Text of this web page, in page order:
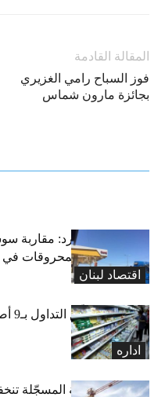
المقالة القادمة
فوز السباح رامي الغزيري
بجائزة مارون شماس
اقتصاد لبنان
التضخم المستورد: مقاربة
لارتفاع أسعار المحروقات في
اداره
واللبنة